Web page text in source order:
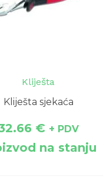
Kliješta
Kliješta sjekaća
€ + PDV
na stanju